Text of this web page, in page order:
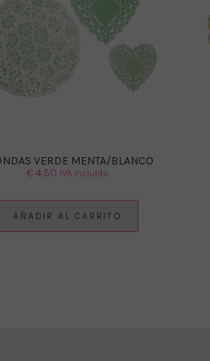
VERDE MENTA/BLANCO
€4.50 IVA Incluido
AÑADIR AL CARRITO